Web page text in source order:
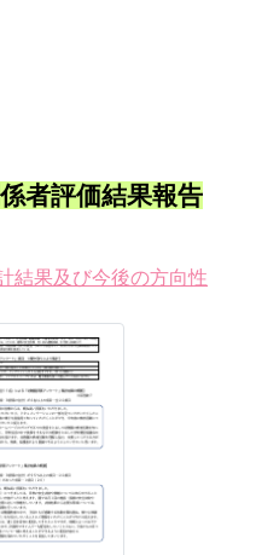
者評価結果報告
結果及び今後の方向性